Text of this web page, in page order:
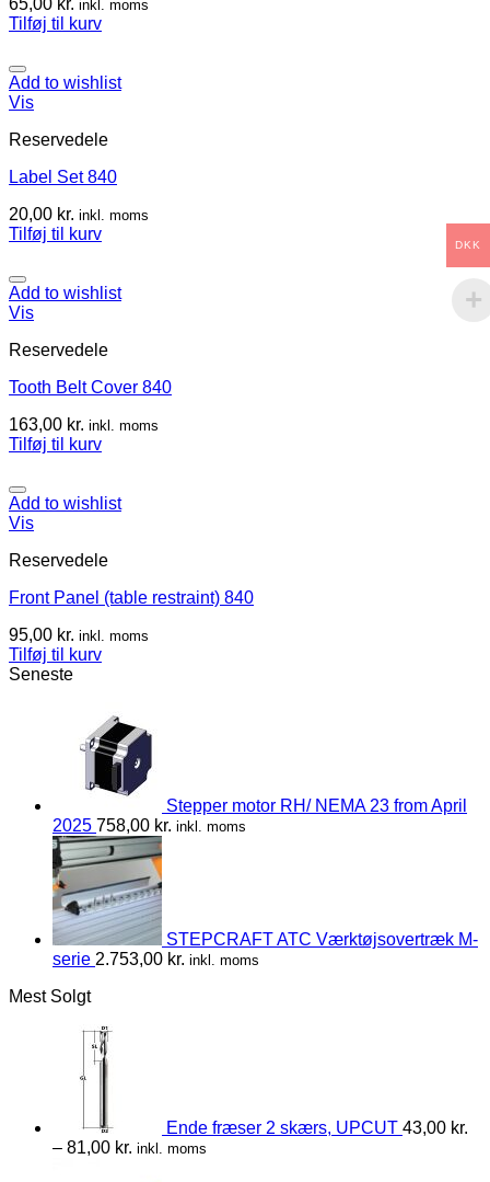
65,00 kr. inkl. moms
Tilføj til kurv
Add to wishlist
Vis
Reservedele
Label Set 840
20,00 kr. inkl. moms
Tilføj til kurv
Add to wishlist
Vis
Reservedele
Tooth Belt Cover 840
163,00 kr. inkl. moms
Tilføj til kurv
Add to wishlist
Vis
Reservedele
Front Panel (table restraint) 840
95,00 kr. inkl. moms
Tilføj til kurv
Seneste
Stepper motor RH/ NEMA 23 from April
2025 758,00 kr. inkl. moms
STEPCRAFT ATC Værktøjsovertræk M-
serie 2.753,00 kr. inkl. moms
Mest Solgt
Ende fræser 2 skærs, UPCUT 43,00 kr.
– 81,00 kr. inkl. moms
DKK